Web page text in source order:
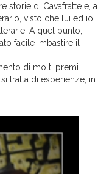
storie di Cavafratte e, a
visto che lui ed io
A quel punto,
facile imbastire il
di molti premi
tratta di esperienze, in